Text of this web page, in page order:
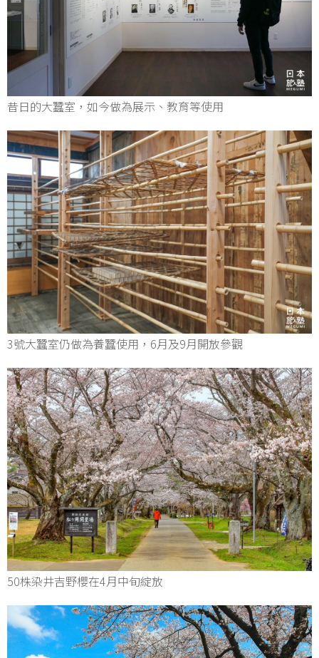
昔日的大蠶室，如今做為展示、教育等使用
3號大蠶室仍做為養蠶使用，6月及9月開放參觀
50株染井吉野櫻在4月中旬綻放